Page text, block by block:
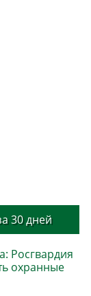
30 дней
Росгвардия
охранные